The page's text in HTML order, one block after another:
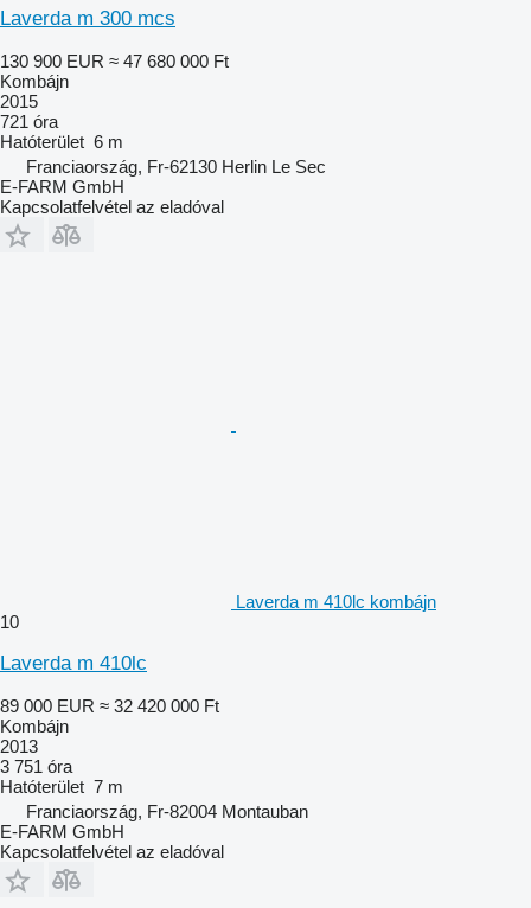
Laverda m 300 mcs
130 900 EUR ≈ 47 680 000 Ft
Kombájn
2015
721 óra
Hatóterület 6 m
Franciaország, Fr-62130 Herlin Le Sec
E-FARM GmbH
Kapcsolatfelvétel az eladóval
Laverda m 410lc kombájn
10
Laverda m 410lc
89 000 EUR ≈ 32 420 000 Ft
Kombájn
2013
3 751 óra
Hatóterület 7 m
Franciaország, Fr-82004 Montauban
E-FARM GmbH
Kapcsolatfelvétel az eladóval